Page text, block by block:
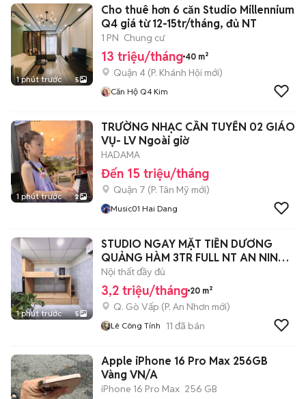
1 phút trước 5
Cho thuê hơn 6 căn Studio Millennium
Q4 giá từ 12-15tr/tháng, đủ NT
1 PN Chung cư
13 triệu/tháng 40 m²
Quận 4 (P. Khánh Hội mới)
Căn Hộ Q4 Kim
1 phút trước 2
TRƯỜNG NHẠC CẦN TUYỂN 02 GIÁO
VỤ- LV Ngoài giờ
HADAMA
Đến 15 triệu/tháng
Quận 7 (P. Tân Mỹ mới)
Music01 Hai Dang
1 phút trước 5
STUDIO NGAY MẶT TIỀN DƯƠNG
QUẢNG HÀM 3TR FULL NT AN NINH
NGAY ĐH VL
Nội thất đầy đủ
3,2 triệu/tháng 20 m²
Q. Gò Vấp (P. An Nhơn mới)
Lê Công Tính 11 đã bán
Apple iPhone 16 Pro Max 256GB
Vàng VN/A
iPhone 16 Pro Max 256 GB